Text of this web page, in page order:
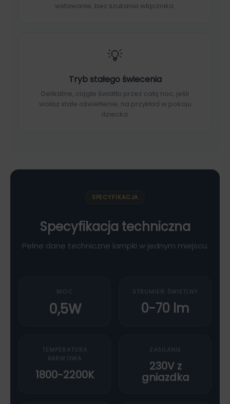
wstawanie, bez szukania włącznika.
💡
Tryb stałego świecenia
Delikatne, ciągłe światło przez całą noc, jeśli
wolisz stałe oświetlenie, na przykład w pokoju
dziecka.
SPECYFIKACJA
Specyfikacja techniczna
Pełne dane techniczne lampki w jednym miejscu.
MOC
0,5W
STRUMIEŃ ŚWIETLNY
0-70 lm
TEMPERATURA
BARWOWA
1800-2200K
ZASILANIE
230V z
gniazdka